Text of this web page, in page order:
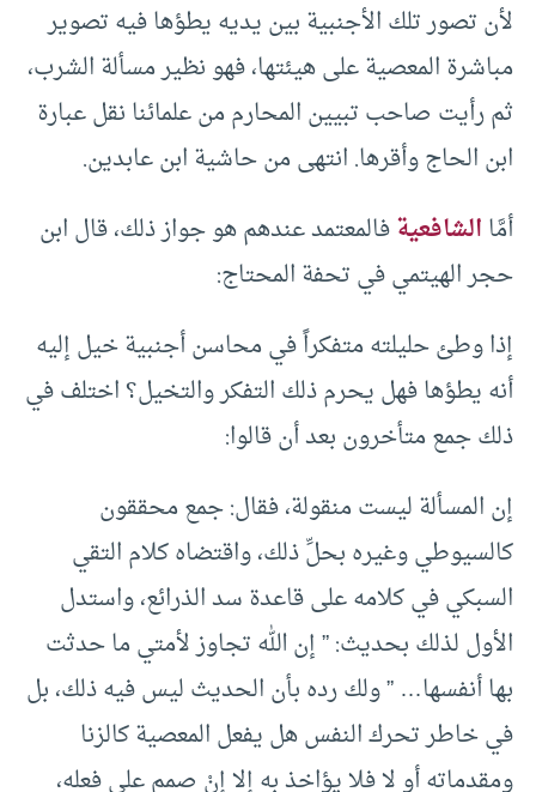
لأن تصور تلك الأجنبية بين يديه يطؤها فيه تصوير
مباشرة المعصية على هيئتها، فهو نظير مسألة الشرب،
ثم رأيت صاحب تبيين المحارم من علمائنا نقل عبارة
ابن الحاج وأقرها. انتهى من حاشية ابن عابدين.
أمَّاالشافعيةفالمعتمد عندهم هو جواز ذلك، قال ابن
حجر الهيتمي في تحفة المحتاج:
إذا وطئ حليلته متفكراً في محاسن أجنبية خيل إليه
أنه يطؤها فهل يحرم ذلك التفكر والتخيل؟ اختلف في
ذلك جمع متأخرون بعد أن قالوا:
إن المسألة ليست منقولة، فقال: جمع محققون
كالسيوطي وغيره بحلِّ ذلك، واقتضاه كلام التقي
السبكي في كلامه على قاعدة سد الذرائع، واستدل
الأول لذلك بحديث: ” إن الله تجاوز لأمتي ما حدثت
بها أنفسها… ” ولك رده بأن الحديث ليس فيه ذلك، بل
في خاطر تحرك النفس هل يفعل المعصية كالزنا
ومقدماته أو لا فلا يؤاخذ به إلا إنْ صمم على فعله،